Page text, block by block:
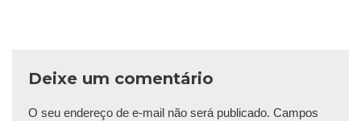
Deixe um comentário
O seu endereço de e-mail não será publicado. Campos